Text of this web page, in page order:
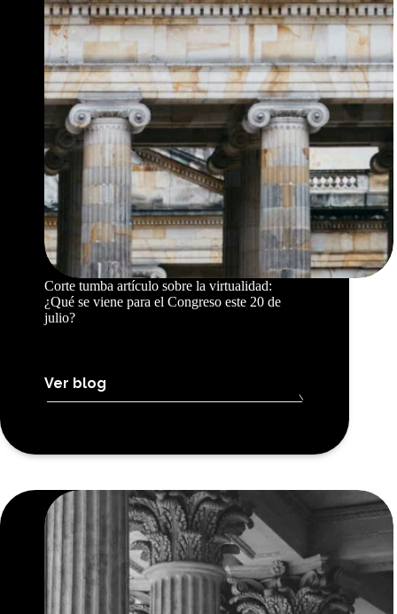
Corte tumba artículo sobre la virtualidad:
¿Qué se viene para el Congreso este 20 de
julio?
Ver blog